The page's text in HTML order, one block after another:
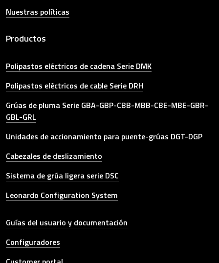
Nuestras políticas
Productos
Polipastos eléctricos de cadena Serie DMK
Polipastos eléctricos de cable Serie DRH
Grúas de pluma Serie GBA-GBP-CBB-MBB-CBE-MBE-GBR-
GBL-GRL
Unidades de accionamiento para puente-grúas DGT-DGP
Cabezales de deslizamiento
Sistema de grúa ligera serie DSC
Leonardo Configuration System
Other link
Guías del usuario y documentación
Configuradores